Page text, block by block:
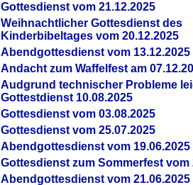
Gottesdienst vom 21.12.2025
Weihnachtlicher Gottesdienst des
Kinderbibeltages vom 20.12.2025
Abendgottesdienst vom 13.12.2025
Andacht zum Waffelfest am
Audgrund technischer Probleme
Gottestdienst 10.08.2025
Gottesdienst vom 03.08.2025
Gottesdienst vom 25.07.2025
Abendgottesdienst vom 19.06.2025
Gottesdienst zum Sommerfest vom
Abendgottesdienst vom 21.06.2025